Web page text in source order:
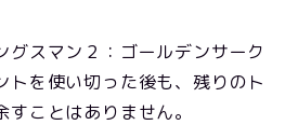
グスマン２：ゴールデンサーク
トを使い切った後も、残りのト
ことはありません。